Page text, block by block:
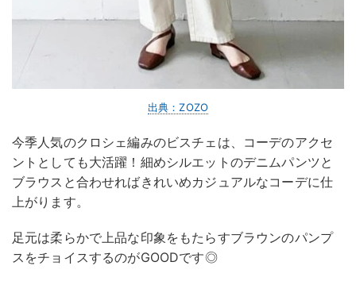
出典：ZOZO
今季人気のクロシェ編みのビスチェは、コーデのアクセ
ントとしても大活躍！細めシルエットのデニムパンツと
ブラウスと合わせればきれいめカジュアルなコーデに仕
上がります。
足元は柔らかで上品な印象をもたらすブラウンのパンプ
スをチョイスするのがGOODです◎